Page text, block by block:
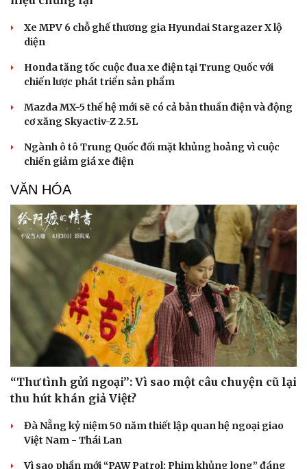
Xe MPV 6 chỗ ghế thương gia Hyundai Stargazer X lộ
diện
Honda tăng tốc cuộc đua xe điện tại Trung Quốc với
chiến lược phát triển sản phẩm
Mazda MX-5 thế hệ mới sẽ có cả bản thuần điện và động
cơ xăng Skyactiv-Z 2.5L
Ngành ô tô Trung Quốc đối mặt khủng hoảng vì cuộc
chiến giảm giá xe điện
VĂN HÓA
“Thư tình gửi ngoại”: Vì sao một câu chuyện cũ lại
thu hút khán giả Việt?
Đà Nẵng kỷ niệm 50 năm thiết lập quan hệ ngoại giao
Việt Nam - Thái Lan
Vì sao phần mới “PAW Patrol: Phim khủng long” đáng